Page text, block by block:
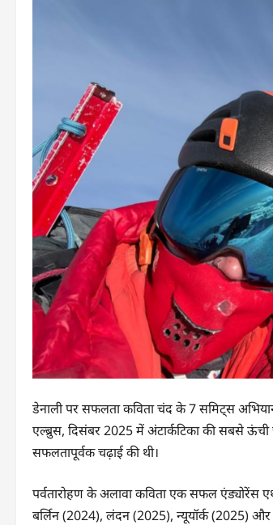
डेनाली पर सफलता कविता चंद के 7 समिट्स
एल्ब्रुस, दिसंबर 2025 में अंटार्कटिका की सबसे
सफलतापूर्वक चढ़ाई की थी।
पर्वतारोहण के अलावा कविता एक सफल एंड्योरेंस
बर्लिन (2024), लंदन (2025), न्यूयॉर्क (2025)